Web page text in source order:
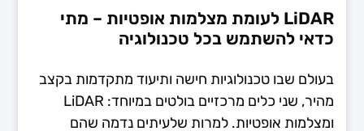
LiDAR לעומת מצלמות אופטיות – מתי
כדאי להשתמש בכל טכנולוגיה
בעולם שבו טכנולוגיות חישה ותיעוד מתקדמות בקצב
מהיר, שני כלים מרכזיים בולטים במיוחד: LiDAR
ומצלמות אופטיות. למרות שלעיתים נדמה שהם